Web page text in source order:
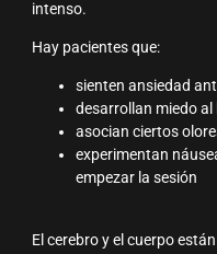
intenso.
Hay pacientes que:
sienten ansiedad
desarrollan miedo
asocian ciertos
experimentan
empezar la sesión
El cerebro y el cuerpo